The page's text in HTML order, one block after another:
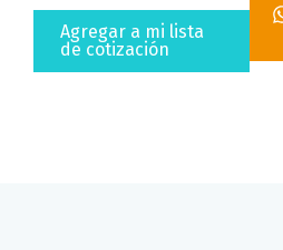
BOTON
Agregar a mi lista
de cotización